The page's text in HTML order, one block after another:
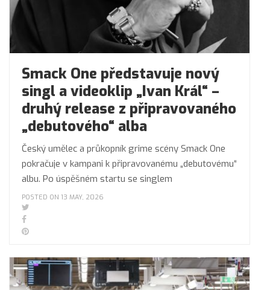
Smack One představuje nový
singl a videoklip „Ivan Král“ –
druhý release z připravovaného
„debutového“ alba
Český umělec a průkopník grime scény Smack One
pokračuje v kampani k připravovanému „debutovému“
albu. Po úspěšném startu se singlem
POSTED ON 13 MAY, 2026